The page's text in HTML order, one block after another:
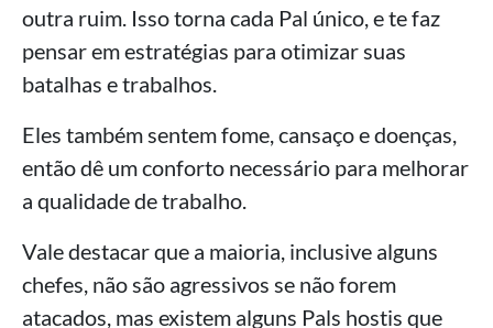
outra ruim. Isso torna cada Pal único, e te faz
pensar em estratégias para otimizar suas
batalhas e trabalhos.
Eles também sentem fome, cansaço e doenças,
então dê um conforto necessário para melhorar
a qualidade de trabalho.
Vale destacar que a maioria, inclusive alguns
chefes, não são agressivos se não forem
atacados, mas existem alguns Pals hostis que